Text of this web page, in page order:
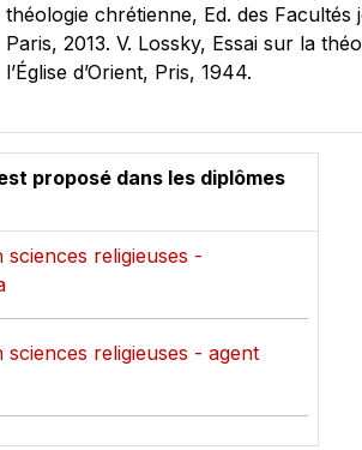
théologie chrétienne, Ed. des Facultés
Paris, 2013. V. Lossky, Essai sur la
l’Église d’Orient, Pris, 1944.
proposé dans les diplômes
sciences religieuses -
sciences religieuses - agent